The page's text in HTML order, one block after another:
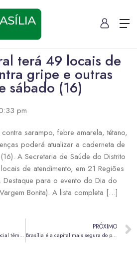
terá 49 locais de
gripe e outras
sábado (16)
pm
sarampo, febre amarela, tétano,
poderá atualizar a caderneta de
A Secretaria de Saúde do Distrito
de atendimento, em 21 Regiões
Destaque para o evento do Dia do
Bonita). A lista completa […]
Novos beneficiários do DF Social têm até o dia 24 de maio para abrir conta no BRB
PRÓXIMO
Brasília é a capital mais segura do país, com redução histórica do número de homicídios